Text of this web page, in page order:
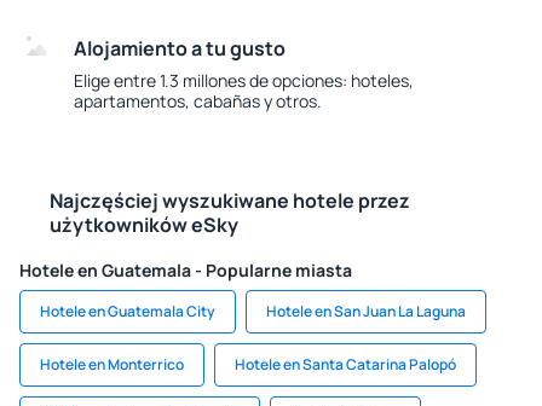
Alojamiento a tu gusto
Elige entre 1.3 millones de opciones: hoteles,
apartamentos, cabañas y otros.
Najczęściej wyszukiwane hotele przez
użytkowników eSky
Hotele en Guatemala - Popularne miasta
Hotele en Guatemala City Hotele en San Juan La Laguna
Hotele en Monterrico Hotele en Santa Catarina Palopó